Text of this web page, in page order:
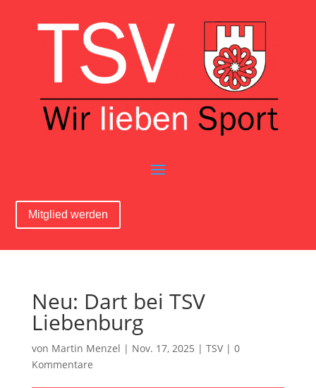
Mitglied werden
Neu: Dart bei TSV
Liebenburg
von Martin Menzel | Nov. 17, 2025 | TSV| 0
Kommentare